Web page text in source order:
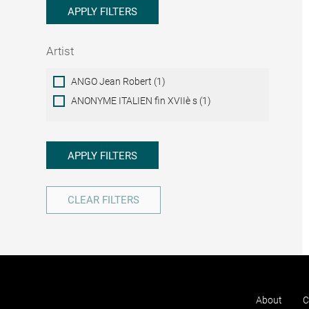
APPLY FILTERS
Artist
ArtistANGO Jean Robert (1)
ANONYME ITALIEN fin XVIIè s (1)
APPLY FILTERS
CLEAR FILTERS
About